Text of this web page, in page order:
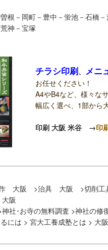
曽根 － 岡町 － 豊中 － 蛍池 － 石橋 －
神 － 宝塚
チラシ印刷、 メニ
お任せください！
A4やB4など、様々な
幅広く選べ、1部から
印刷 大阪 米谷→印
大阪 >治具 大阪 >切削
阪
神社･お寺の無料調査 >神社の修
には > 宮大工養成塾とは > 大